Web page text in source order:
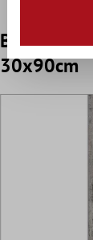
30x90cm